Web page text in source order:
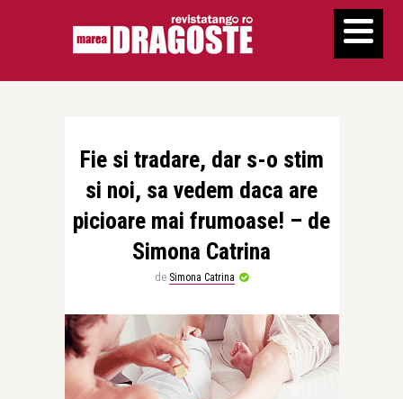
Fie si tradare, dar s-o stim
si noi, sa vedem daca are
picioare mai frumoase! – de
Simona Catrina
de Simona Catrina